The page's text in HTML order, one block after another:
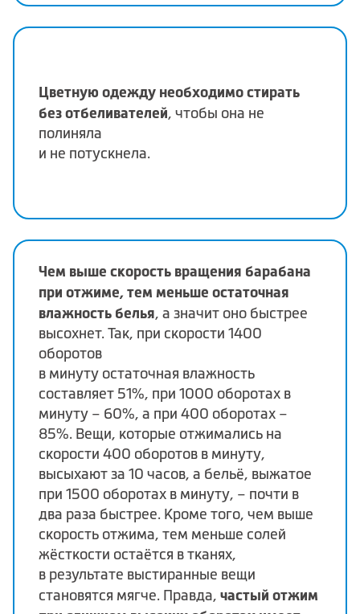
Цветную одежду необходимо стирать
без отбеливателей, чтобы она не
полиняла
и не потускнела.
Чем выше скорость вращения барабана
при отжиме, тем меньше остаточная
влажность белья, а значит оно быстрее
высохнет. Так, при скорости 1400
оборотов
в минуту остаточная влажность
составляет 51%, при 1000 оборотах в
минуту – 60%, а при 400 оборотах –
85%. Вещи, которые отжимались на
скорости 400 оборотов в минуту,
высыхают за 10 часов, а бельё, выжатое
при 1500 оборотах в минуту, – почти в
два раза быстрее. Кроме того, чем выше
скорость отжима, тем меньше солей
жёсткости остаётся в тканях,
в результате выстиранные вещи
становятся мягче. Правда, частый отжим